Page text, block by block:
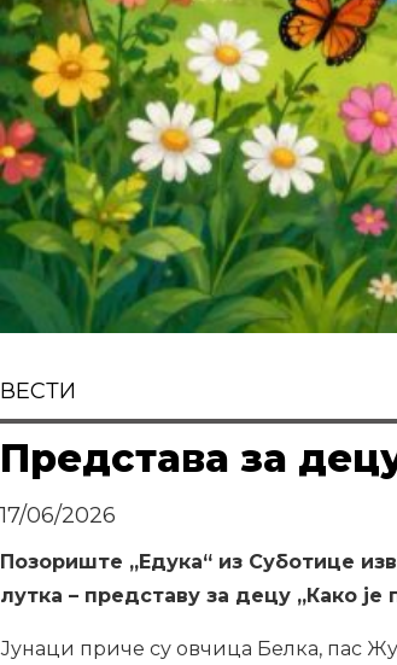
ВЕСТИ
Представа за
17/06/2026
Позориште „Едука“ из Суботице
лутка – представу за децу „Како је
Јунаци приче су овчица Белка, пас